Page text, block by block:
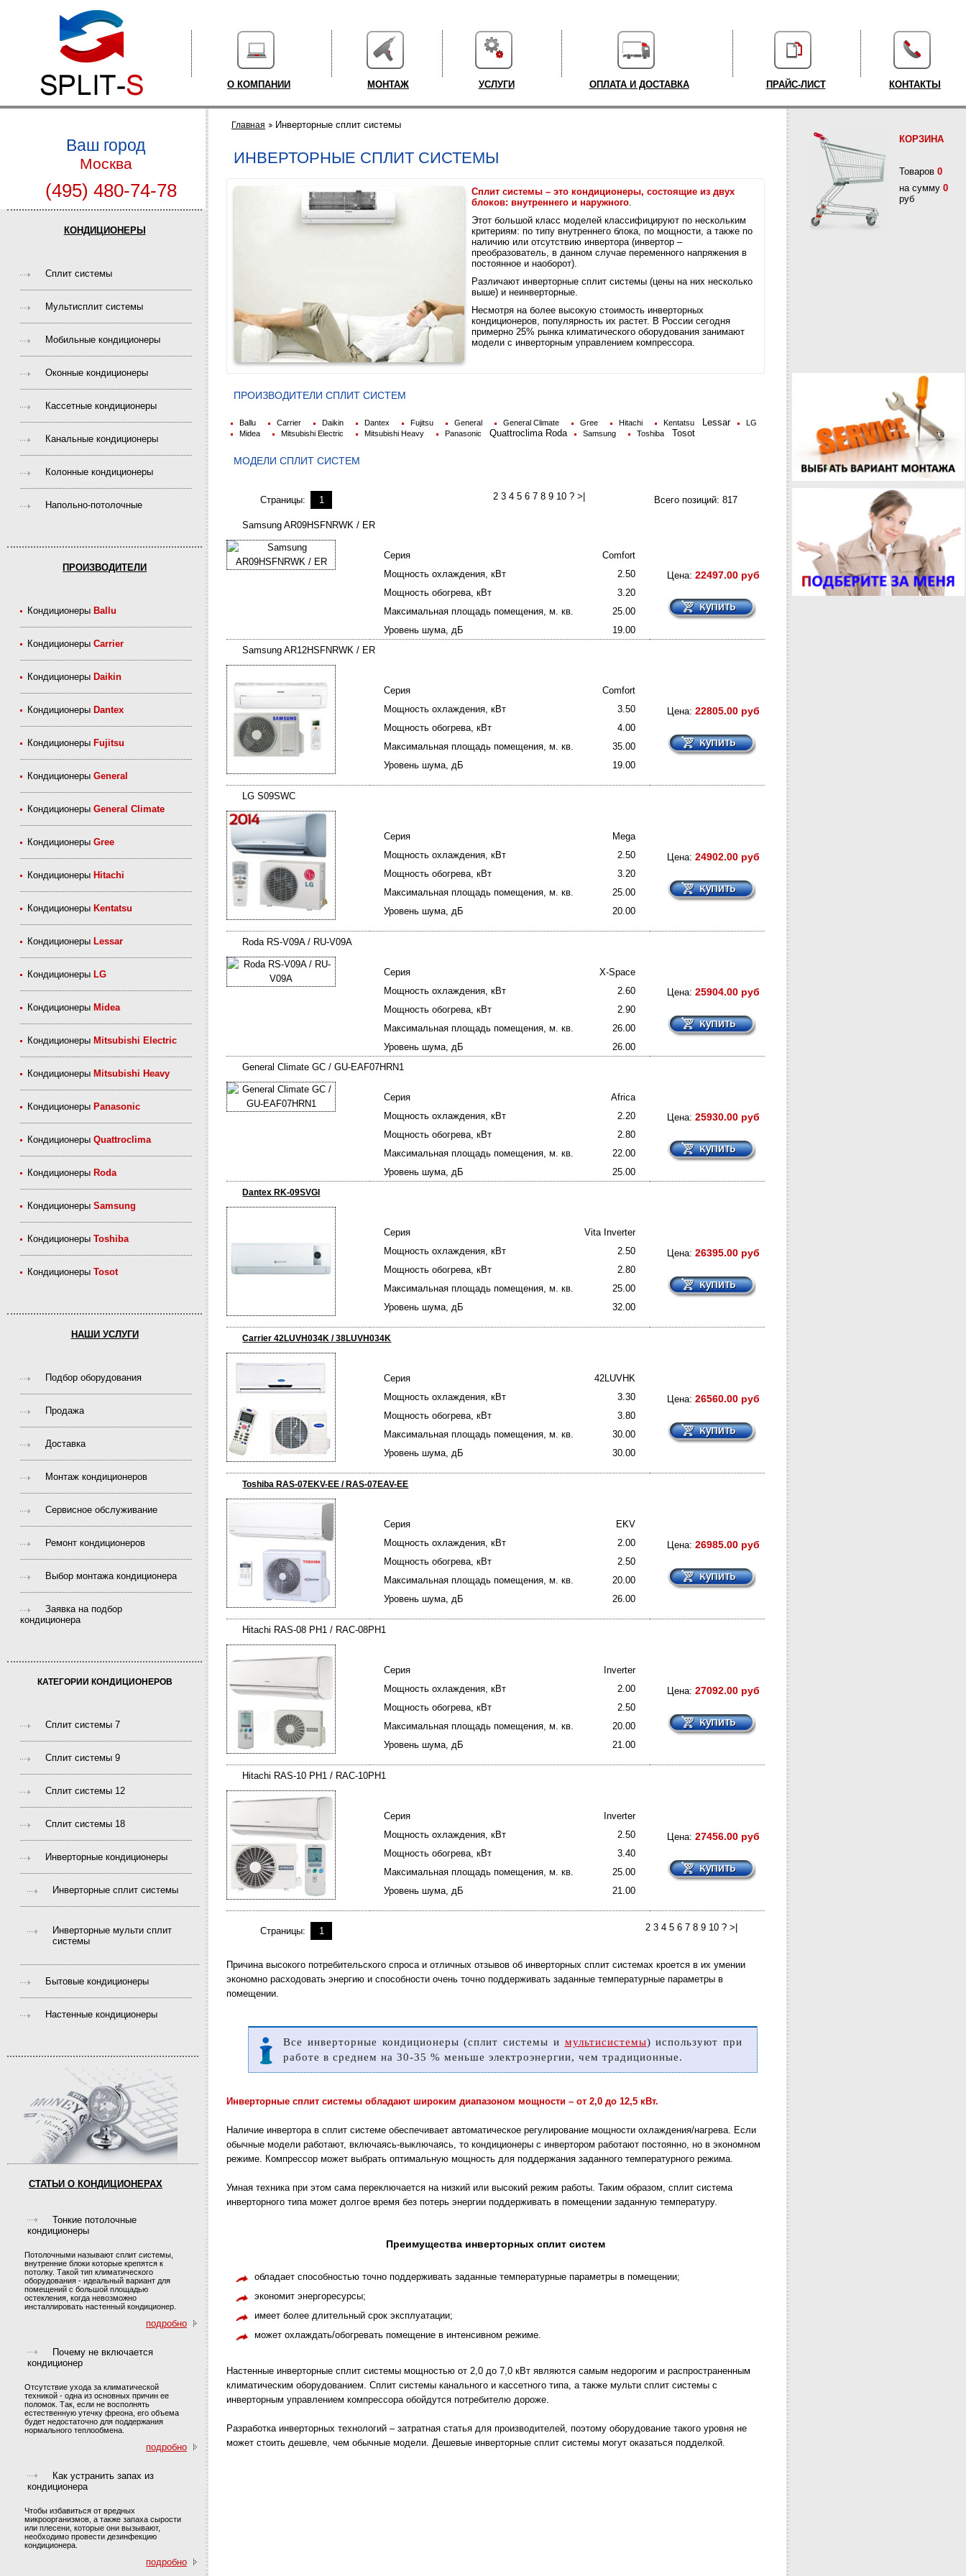
О КОМПАНИИ МОНТАЖ УСЛУГИ ОПЛАТА И ДОСТАВКА ПРАЙС-ЛИСТ КОНТАКТЫ
Ваш город
Москва
(495) 480-74-78
КОНДИЦИОНЕРЫ
Cплит системы
Мультисплит системы
Мобильные кондиционеры
Оконные кондиционеры
Кассетные кондиционеры
Канальные кондиционеры
Колонные кондиционеры
Напольно-потолочные
ПРОИЗВОДИТЕЛИ
Кондиционеры Ballu
КондиционерыCarrier
Кондиционеры Daikin
Кондиционеры Dantex
Кондиционеры Fujitsu
КондиционерыGeneral
КондиционерыGeneral Climate
КондиционерыGree
Кондиционеры Hitachi
Кондиционеры Kentatsu
Кондиционеры Lessar
Кондиционеры LG
Кондиционеры Midea
Кондиционеры Mitsubishi Electric
Кондиционеры Mitsubishi Heavy
Кондиционеры Panasonic
КондиционерыQuattroclima
Кондиционеры Roda
КондиционерыSamsung
КондиционерыToshiba
КондиционерыTosot
НАШИ УСЛУГИ
Подбор оборудования
Продажа
Доставка
Монтаж кондиционеров
Сервисное обслуживание
Ремонт кондиционеров
Выбор монтажа кондиционера
Заявка на подбор
кондиционера
КАТЕГОРИИ КОНДИЦИОНЕРОВ
Сплит системы 7
Сплит системы 9
Сплит системы 12
Сплит системы 18
Инверторные кондиционеры
Инверторные сплит системы
Инверторные мульти сплит
системы
Бытовые кондиционеры
Настенные кондиционеры
СТАТЬИ О КОНДИЦИОНЕРАХ
Тонкие потолочные
кондиционеры
Потолочными называют сплит системы,
внутренние блоки которые крепятся к
потолку. Такой тип климатического
оборудования - идеальный вариант для
помещений с большой площадью
остекления, когда невозможно
инсталлировать настенный кондиционер.
подробно
Почему не включается
кондиционер
Отсутствие ухода за климатической
техникой - одна из основных причин ее
поломок. Так, если не восполнять
естественную утечку фреона, его объема
будет недостаточно для поддержания
нормального теплообмена.
подробно
Как устранить запах из
кондиционера
Чтобы избавиться от вредных
микроорганизмов, а также запаха сырости
или плесени, которые они вызывают,
необходимо провести дезинфекцию
кондиционера.
подробно
Главная Инверторные сплит системы
ИНВЕРТОРНЫЕ СПЛИТ СИСТЕМЫ
Сплит системы – это кондиционеры, состоящие из двух
блоков: внутреннего и наружного.
Этот большой класс моделей классифицируют по нескольким
критериям: по типу внутреннего блока, по мощности, а также по
наличию или отсутствию инвертора (инвертор –
преобразователь, в данном случае переменного напряжения в
постоянное и наоборот).
Различают инверторные сплит системы (цены на них несколько
выше) и неинверторные.
Несмотря на более высокую стоимость инверторных
кондиционеров, популярность их растет. В России сегодня
примерно 25% рынка климатического оборудования занимают
модели с инверторным управлением компрессора.
ПРОИЗВОДИТЕЛИ CПЛИТ СИСТЕМ
Ballu Carrier Daikin Dantex Fujitsu General General Climate Gree Hitachi Kentatsu Lessar
LG
Midea
Mitsubishi Electric Mitsubishi Heavy Panasonic Quattroclima Roda Samsung Toshiba Tosot
МОДЕЛИ CПЛИТ СИСТЕМ
Страницы: 1 2 3 4 5 6 7 8 9 10 ? >| Всего позиций:817
Samsung AR09HSFNRWK / ER
Серия
Comfort
Мощность охлаждения, кВт
2.50
Мощность обогрева, кВт
3.20
Максимальная площадь помещения, м. кв.
25.00
Уровень шума, дБ
19.00
Цена: 22497.00 руб
Samsung AR12HSFNRWK / ER
Серия
Comfort
Мощность охлаждения, кВт
3.50
Мощность обогрева, кВт
4.00
Максимальная площадь помещения, м. кв.
35.00
Уровень шума, дБ
19.00
Цена: 22805.00 руб
LG S09SWC
Серия
Mega
Мощность охлаждения, кВт
2.50
Мощность обогрева, кВт
3.20
Максимальная площадь помещения, м. кв.
25.00
Уровень шума, дБ
20.00
Цена: 24902.00 руб
Roda RS-V09A / RU-V09A
Серия
X-Space
Мощность охлаждения, кВт
2.60
Мощность обогрева, кВт
2.90
Максимальная площадь помещения, м. кв.
26.00
Уровень шума, дБ
26.00
Цена: 25904.00 руб
General Climate GC / GU-EAF07HRN1
Серия
Africa
Мощность охлаждения, кВт
2.20
Мощность обогрева, кВт
2.80
Максимальная площадь помещения, м. кв.
22.00
Уровень шума, дБ
25.00
Цена: 25930.00 руб
Dantex RK-09SVGI
Серия
Vita Inverter
Мощность охлаждения, кВт
2.50
Мощность обогрева, кВт
2.80
Максимальная площадь помещения, м. кв.
25.00
Уровень шума, дБ
32.00
Цена: 26395.00 руб
Carrier 42LUVH034K / 38LUVH034K
Серия
42LUVHK
Мощность охлаждения, кВт
3.30
Мощность обогрева, кВт
3.80
Максимальная площадь помещения, м. кв.
30.00
Уровень шума, дБ
30.00
Цена: 26560.00 руб
Toshiba RAS-07EKV-EE / RAS-07EAV-EE
Серия
EKV
Мощность охлаждения, кВт
2.00
Мощность обогрева, кВт
2.50
Максимальная площадь помещения, м. кв.
20.00
Уровень шума, дБ
26.00
Цена: 26985.00 руб
Hitachi RAS-08 PH1 / RAC-08PH1
Серия
Inverter
Мощность охлаждения, кВт
2.00
Мощность обогрева, кВт
2.50
Максимальная площадь помещения, м. кв.
20.00
Уровень шума, дБ
21.00
Цена: 27092.00 руб
Hitachi RAS-10 PH1 / RAC-10PH1
Серия
Inverter
Мощность охлаждения, кВт
2.50
Мощность обогрева, кВт
3.40
Максимальная площадь помещения, м. кв.
25.00
Уровень шума, дБ
21.00
Цена: 27456.00 руб
Страницы: 1 2 3 4 5 6 7 8 9 10 ? >|
Причина высокого потребительского спроса и отличных отзывов об инверторных сплит системах кроется в их умении
экономно расходовать энергию и способности очень точно поддерживать заданные температурные параметры в
помещении.
Все инверторные кондиционеры (сплит системы и мультисистемы) используют при
работе в среднем на 30-35 % меньше электроэнергии, чем традиционные.
Инверторные сплит системы обладают широким диапазоном мощности – от 2,0 до 12,5 кВт.
Наличие инвертора в сплит системе обеспечивает автоматическое регулирование мощности охлаждения/нагрева. Если
обычные модели работают, включаясь-выключаясь, то кондиционеры с инвертором работают постоянно, но в экономном
режиме. Компрессор может выбрать оптимальную мощность для поддержания заданного температурного режима.
Умная техника при этом сама переключается на низкий или высокий режим работы. Таким образом, сплит система
инверторного типа может долгое время без потерь энергии поддерживать в помещении заданную температуру.
Преимущества инверторных сплит систем
обладает способностью точно поддерживать заданные температурные параметры в помещении;
экономит энергоресурсы;
имеет более длительный срок эксплуатации;
может охлаждать/обогревать помещение в интенсивном режиме.
Настенные инверторные сплит системы мощностью от 2,0 до 7,0 кВт являются самым недорогим и распространенным
климатическим оборудованием. Cплит системы канального и кассетного типа, а также мульти сплит системы с
инверторным управлением компрессора обойдутся потребителю дороже.
Разработка инверторных технологий – затратная статья для производителей, поэтому оборудование такого уровня не
может стоить дешевле, чем обычные модели. Дешевые инверторные сплит системы могут оказаться подделкой.
КОРЗИНА
Товаров 0
на сумму 0
руб